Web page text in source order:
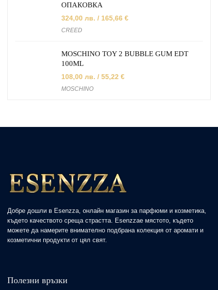
ОПАКОВКА
324,00 лв. / 165,66 €
CREED
MOSCHINO TOY 2 BUBBLE GUM EDT
100ML
108,00 лв. / 55,22 €
MOSCHINO
Добре дошли в Esenzza, онлайн магазин за парфюми и козметика,
където качеството среща страстта. Esenzzaе мястото, където
можете да намерите внимателно подбрана колекция от аромати и
козметични продукти от цял свят.
Полезни връзки